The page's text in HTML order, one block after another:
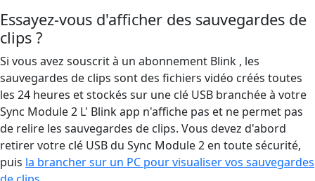
Essayez-vous d'afficher des sauvegardes de
clips ?
Si vous avez souscrit à un abonnement Blink , les
sauvegardes de clips sont des fichiers vidéo créés toutes
les 24 heures et stockés sur une clé USB branchée à votre
Sync Module 2 L' Blink app n'affiche pas et ne permet pas
de relire les sauvegardes de clips. Vous devez d'abord
retirer votre clé USB du Sync Module 2 en toute sécurité,
puis la brancher sur un PC pour visualiser vos sauvegardes